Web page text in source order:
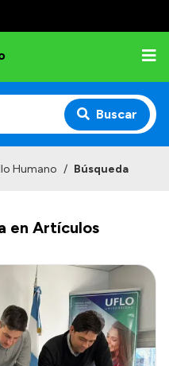
Buscar
Humano / Búsqueda
en Artículos